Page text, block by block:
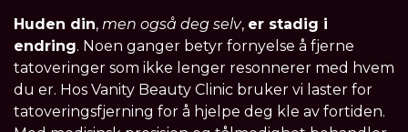
Huden din, men også deg selv, er stadig i
endring. Noen ganger betyr fornyelse å fjerne
tatoveringer som ikke lenger resonnerer med hvem
du er. Hos Vanity Beauty Clinic bruker vi laster for
tatoveringsfjerning for å hjelpe deg kle av fortiden.